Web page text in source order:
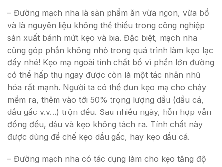
– Đường mạch nha là sản phẩm ăn vừa ngon, vừa bổ
và là nguyên liệu không thể thiếu trong công nghiệp
sản xuất bánh mứt kẹo và bia. Đặc biệt, mạch nha
cũng góp phần không nhỏ trong quá trình làm kẹo lạc
đấy nhé! Kẹo mạ ngoài tính chất bổ vì phần lớn đường
có thể hấp thụ ngay được còn là một tác nhân nhũ
hóa rất mạnh. Người ta có thể đun kẹo mạ cho chảy
mềm ra, thêm vào tới 50% trọng lượng dầu (dầu cá,
dầu gấc v.v…) trộn đều. Sau nhiều ngày, hỗn hợp vẫn
đồng đều, dầu và kẹo không tách ra. Tính chất này
được dùng để chế kẹo dầu gấc, hay kẹo dầu cá.
– Đường mạch nha có tác dụng làm cho kẹo tăng độ